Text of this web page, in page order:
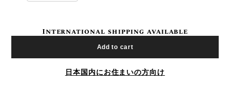
International shipping available
Add to cart
日本国内にお住まいの方向け